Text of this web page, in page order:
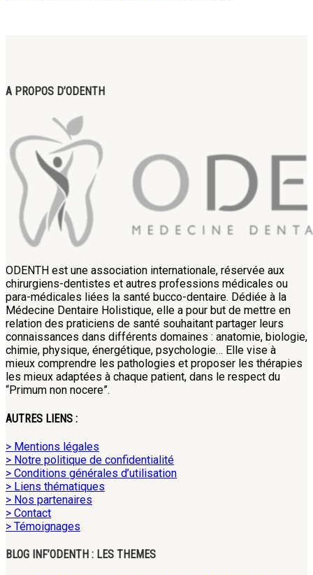
A PROPOS D’ODENTH
ODENTH est une association internationale, réservée aux
chirurgiens-dentistes et autres professions médicales ou
para-médicales liées la santé bucco-dentaire. Dédiée à la
Médecine Dentaire Holistique, elle a pour but de mettre en
relation des praticiens de santé souhaitant partager leurs
connaissances dans différents domaines : anatomie, biologie,
chimie, physique, énergétique, psychologie… Elle vise à
mieux comprendre les pathologies et proposer les thérapies
les mieux adaptées à chaque patient, dans le respect du
“Primum non nocere”.
AUTRES LIENS :
> Mentions légales
> Notre politique de confidentialité
> Conditions générales d’utilisation
> Liens thématiques
> Nos partenaires
> Contact
> Témoignages
BLOG INF’ODENTH : LES THEMES